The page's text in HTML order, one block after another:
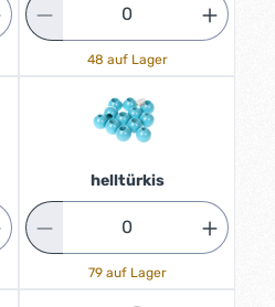
48 auf Lager
helltürkis
79 auf Lager